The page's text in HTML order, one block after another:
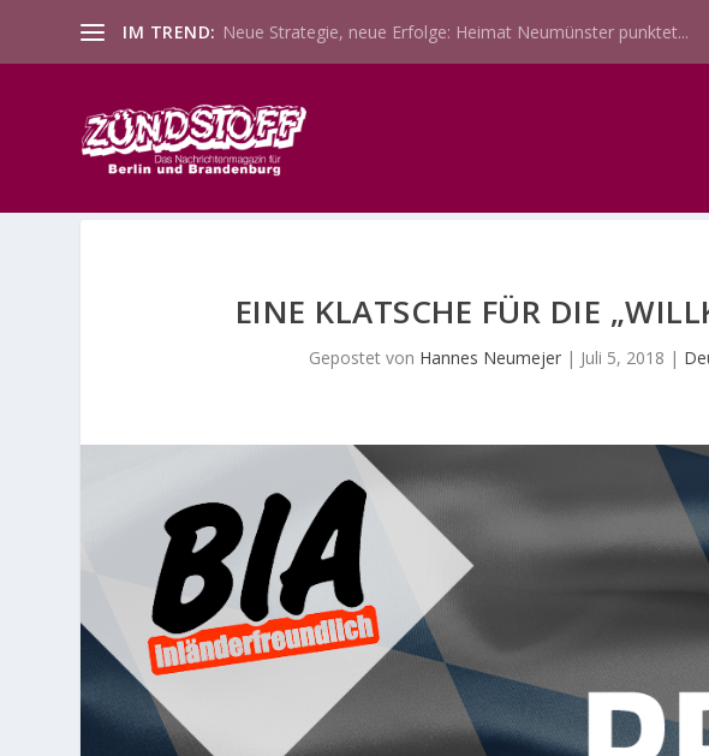
IM TREND: Neue Strategie, neue Erfolge: Heimat Neumünster punktet...
EINE KLATSCHE FÜR DIE
Gepostet von Hannes Neumejer | Juli 5, 2018 |